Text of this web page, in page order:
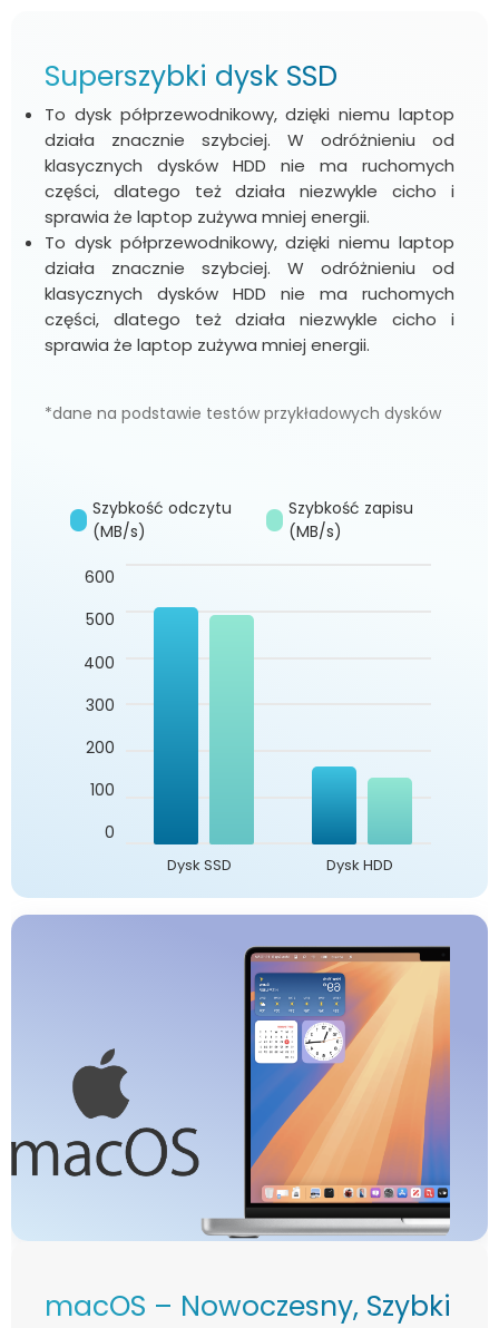
Superszybki dysk SSD
To dysk półprzewodnikowy, dzięki niemu laptop
działa znacznie szybciej. W odróżnieniu od
klasycznych dysków HDD nie ma ruchomych
części, dlatego też działa niezwykle cicho i
sprawia że laptop zużywa mniej energii.
To dysk półprzewodnikowy, dzięki niemu laptop
działa znacznie szybciej. W odróżnieniu od
klasycznych dysków HDD nie ma ruchomych
części, dlatego też działa niezwykle cicho i
sprawia że laptop zużywa mniej energii.
*dane na podstawie testów przykładowych dysków
Szybkość odczytu
(MB/s)
Szybkość zapisu
(MB/s)
600
500
400
300
200
100
0
Dysk SSD Dysk HDD
macOS – Nowoczesny, Szybki